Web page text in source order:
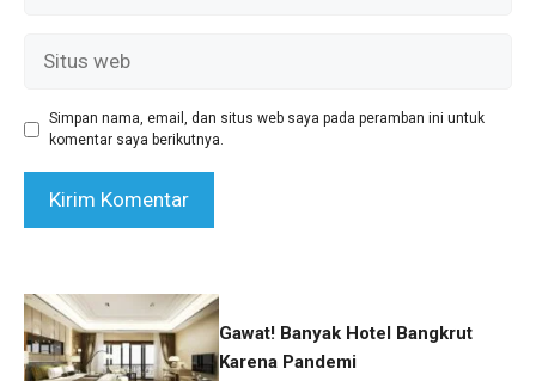
Simpan nama, email, dan situs web saya pada peramban ini untuk
komentar saya berikutnya.
Gawat! Banyak Hotel Bangkrut
Karena Pandemi